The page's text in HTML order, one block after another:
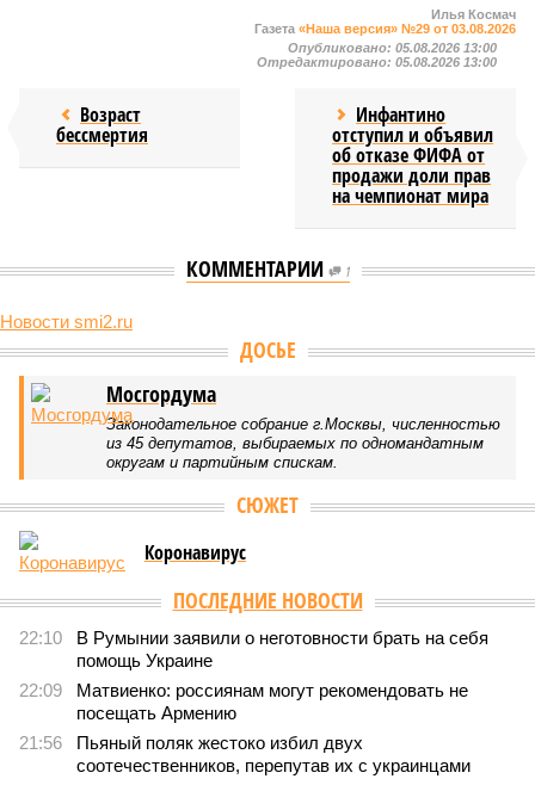
Илья Космач
Газета «Наша версия» №29 от 03.08.2026
Опубликовано: 05.08.2026 13:00
Отредактировано: 05.08.2026 13:00
Возраст
бессмертия
Инфантино
отступил и объявил
об отказе ФИФА от
продажи доли прав
на чемпионат мира
КОММЕНТАРИИ 1
Новости smi2.ru
ДОСЬЕ
Мосгордума
Законодательное собрание г.Москвы, численностью
из 45 депутатов, выбираемых по одномандатным
округам и партийным спискам.
СЮЖЕТ
Коронавирус
ПОСЛЕДНИЕ НОВОСТИ
22:10
В Румынии заявили о неготовности брать на себя
помощь Украине
22:09
Матвиенко: россиянам могут рекомендовать не
посещать Армению
21:56
Пьяный поляк жестоко избил двух
соотечественников, перепутав их с украинцами